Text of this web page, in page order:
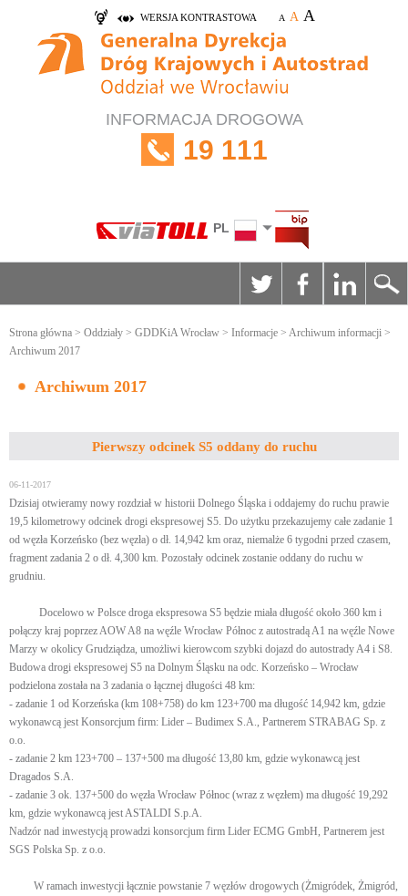
WERSJA KONTRASTOWA A A A
INFORMACJA DROGOWA
19 111
PL
Strona główna > Oddziały > GDDKiA Wrocław > Informacje > Archiwum informacji >
Archiwum 2017
Archiwum 2017
Pierwszy odcinek S5 oddany do ruchu
06-11-2017
Dzisiaj otwieramy nowy rozdział w historii Dolnego Śląska i oddajemy do ruchu prawie
19,5 kilometrowy odcinek drogi ekspresowej S5. Do użytku przekazujemy całe zadanie 1
od węzła Korzeńsko (bez węzła) o dł. 14,942 km oraz, niemalże 6 tygodni przed czasem,
fragment zadania 2 o dł. 4,300 km. Pozostały odcinek zostanie oddany do ruchu w
grudniu.
Docelowo w Polsce droga ekspresowa S5 będzie miała długość około 360 km i
połączy kraj poprzez AOW A8 na węźle Wrocław Północ z autostradą A1 na węźle Nowe
Marzy w okolicy Grudziądza, umożliwi kierowcom szybki dojazd do autostrady A4 i S8.
Budowa drogi ekspresowej S5 na Dolnym Śląsku na odc. Korzeńsko – Wrocław
podzielona została na 3 zadania o łącznej długości 48 km:
- zadanie 1 od Korzeńska (km 108+758) do km 123+700 ma długość 14,942 km, gdzie
wykonawcą jest Konsorcjum firm: Lider – Budimex S.A., Partnerem STRABAG Sp. z
o.o.
- zadanie 2 km 123+700 – 137+500 ma długość 13,80 km, gdzie wykonawcą jest
Dragados S.A.
- zadanie 3 ok. 137+500 do węzła Wrocław Północ (wraz z węzłem) ma długość 19,292
km, gdzie wykonawcą jest ASTALDI S.p.A.
Nadzór nad inwestycją prowadzi konsorcjum firm Lider ECMG GmbH, Partnerem jest
SGS Polska Sp. z o.o.
W ramach inwestycji łącznie powstanie 7 węzłów drogowych (Żmigródek, Żmigród,